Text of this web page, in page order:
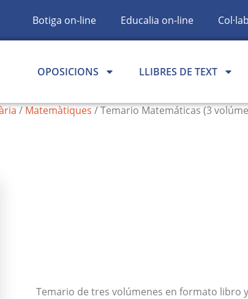
Botiga on-line Educalia on-line
OPOSICIONS LLIBRES DE TEXT
/Matemàtiques/ Temario Matemáticas (3
Temario de tres volúmenes en formato libro